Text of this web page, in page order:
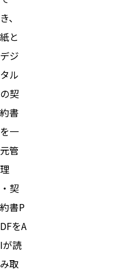
き、
紙と
デジ
タル
の契
約書
を一
元管
理
・契
約書P
DFをA
Iが読
み取